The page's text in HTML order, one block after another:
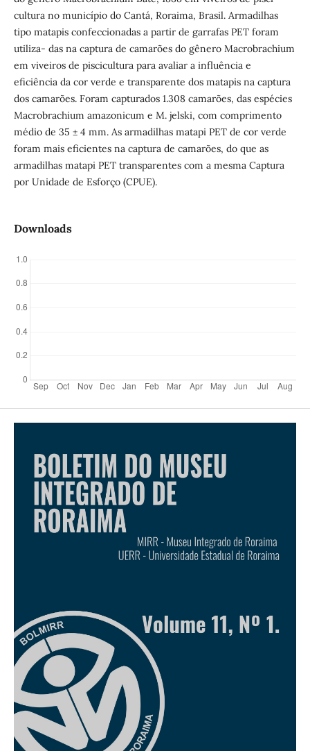
cultura no município do Cantá, Roraima, Brasil. Armadilhas
tipo matapis confeccionadas a partir de garrafas PET foram
utiliza- das na captura de camarões do gênero Macrobrachium
em viveiros de piscicultura para avaliar a influência e
eficiência da cor verde e transparente dos matapis na captura
dos camarões. Foram capturados 1.308 camarões, das espécies
Macrobrachium amazonicum e M. jelski, com comprimento
médio de 35 ± 4 mm. As armadilhas matapi PET de cor verde
foram mais eficientes na captura de camarões, do que as
armadilhas matapi PET transparentes com a mesma Captura
por Unidade de Esforço (CPUE).
Downloads